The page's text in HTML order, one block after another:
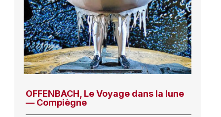
OFFENBACH, Le Voyage dans la lune
— Compiègne